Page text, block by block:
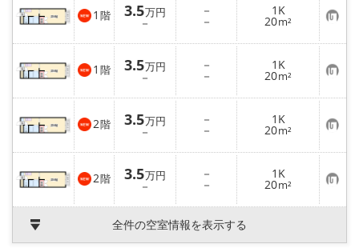
1 階 3.5万円
－
－
－
1K
20m² お
気
に
入
り
登
録
1 階 3.5万円
－
－
－
1K
20m² お
気
に
入
り
登
録
2階 3.5万円
－
－
－
1K
20m² お
気
に
入
り
登
録
2階 3.5万円
－
－
－
1K
20m² お
気
に
登
全件の空室情報を表示する